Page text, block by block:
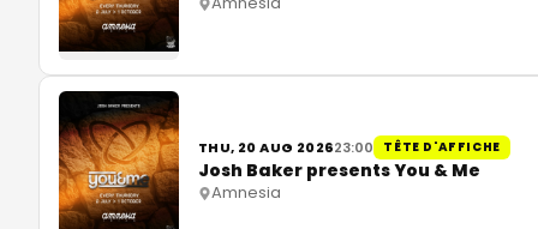
THU, 20 AUG 202623:00 TÊTE D'AFFICHE
Josh Baker presents You & Me
Amnesia